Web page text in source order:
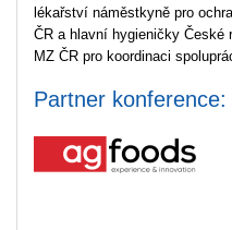
lékařství náměstkyně pro
ČR a hlavní hygieničky České
MZ ČR pro koordinaci
Partner konference: